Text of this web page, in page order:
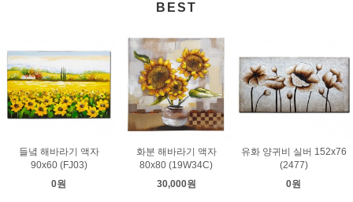
BEST
들녘 해바라기 액자
90x60 (FJ03)
0원
화분 해바라기 액자
80x80 (19W34C)
30,000원
유화 양귀비 실버 152x76
(2477)
0원